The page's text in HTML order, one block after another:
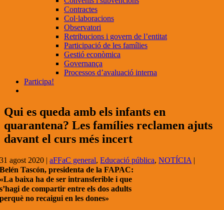
Contractes
Col·laboracions
Observatori
Retribucions i govern de l’entitat
Participació de les famílies
Gestió econòmica
Governança
Processos d’avaluació interna
Participa!
Qui es queda amb els infants en
quarantena? Les famílies reclamen ajuts
davant el curs més incert
31 agost 2020 |aFFaC general,Educació pública,NOTÍCIA |
Belén Tascón, presidenta de la FAPAC:
«La baixa ha de ser intransferible i que
s’hagi de compartir entre els dos adults
perquè no recaigui en les dones»